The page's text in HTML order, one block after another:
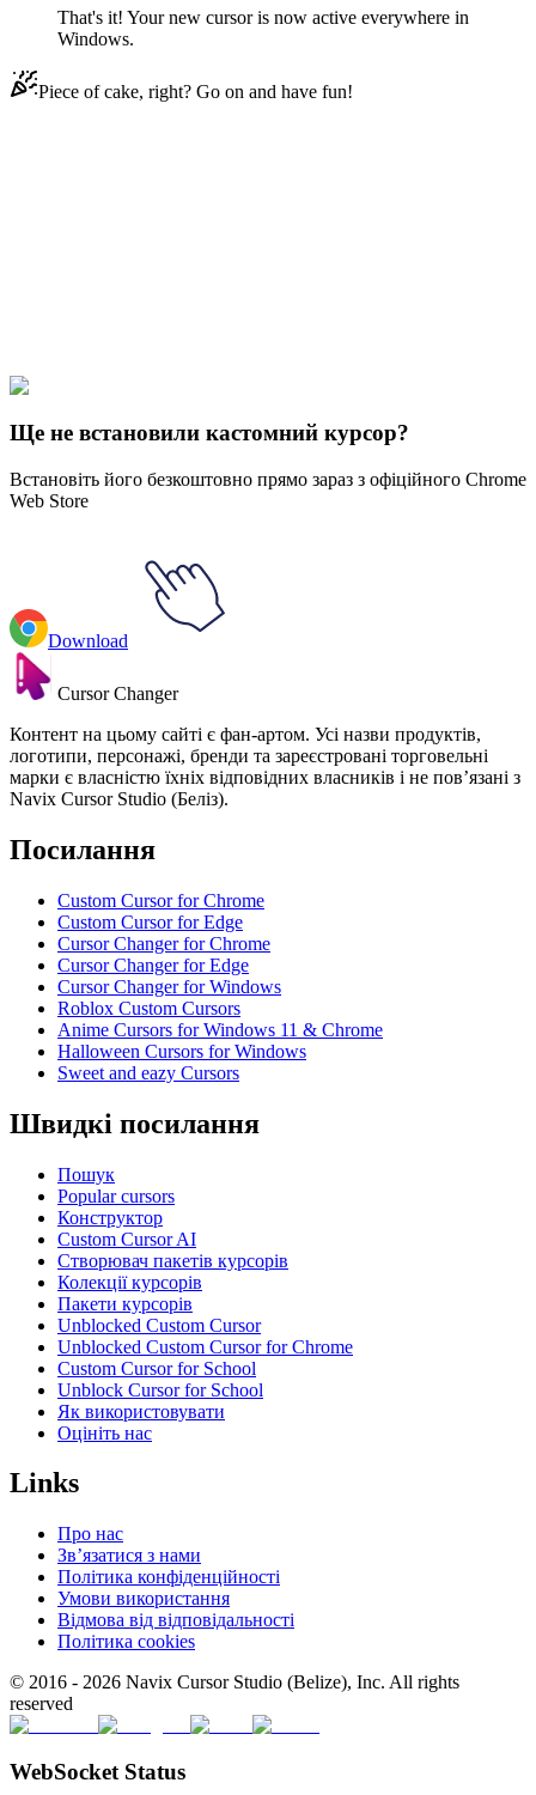
That's it! Your new cursor is now active everywhere in
Windows.
Piece of cake, right? Go on and have fun!
Sanrio
Ще не встановили кастомний курсор?
Встановіть його безкоштовно прямо зараз з офіційного Chrome
Web Store
Download
Cursor Changer
Контент на цьому сайті є фан-артом. Усі назви продуктів,
логотипи, персонажі, бренди та зареєстровані торговельні
марки є власністю їхніх відповідних власників і не пов’язані з
Navix Cursor Studio (Беліз).
Посилання
Custom Cursor for Chrome
Custom Cursor for Edge
Cursor Changer for Chrome
Cursor Changer for Edge
Cursor Changer for Windows
Roblox Custom Cursors
Anime Cursors for Windows 11 & Chrome
Halloween Cursors for Windows
Sweet and eazy Cursors
Швидкі посилання
Пошук
Popular cursors
Конструктор
Custom Cursor AI
Створювач пакетів курсорів
Колекції курсорів
Пакети курсорів
Unblocked Custom Cursor
Unblocked Custom Cursor for Chrome
Custom Cursor for School
Unblock Cursor for School
Як використовувати
Оцініть нас
Links
Про нас
Зв’язатися з нами
Політика конфіденційності
Умови використання
Відмова від відповідальності
Політика cookies
© 2016 - 2026 Navix Cursor Studio (Belize), Inc. All rights
reserved
WebSocket Status